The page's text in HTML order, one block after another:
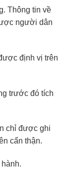
Thông tin về
người dân
định vị trên
trước đó tích
chỉ được ghi
cẩn thận.